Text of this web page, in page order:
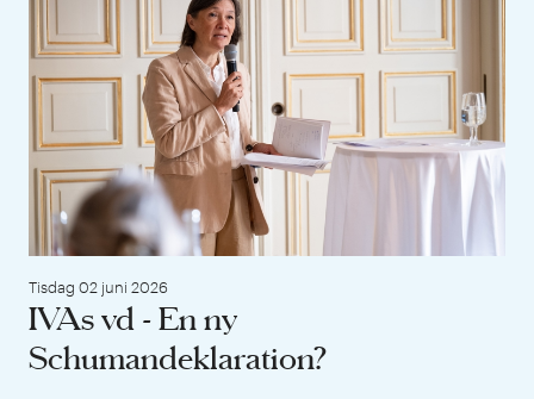
Tisdag 02 juni 2026
IVAs vd - En ny
Schumandeklaration?